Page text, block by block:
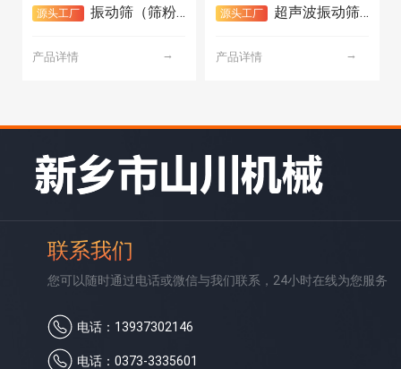
源头工厂 振动筛（筛粉机、旋振筛）
产品详情 →
源头工厂 超声波振动筛（超声波筛粉机）
产品详情 →
联系我们
您可以随时通过电话或微信与我们联系，24小时在线为您服务
电话：13937302146
电话：0373-3335601